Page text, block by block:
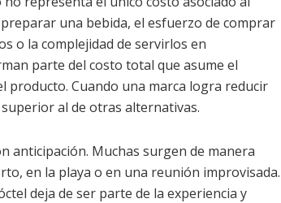
una bebida, el esfuerzo de comprar
o la complejidad de servirlos en
parte del costo total que asume el
producto. Cuando una marca logra reducir
al de otras alternativas.
anticipación. Muchas surgen de manera
en la playa o en una reunión improvisada.
deja de ser parte de la experiencia y